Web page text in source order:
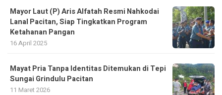
Mayor Laut (P) Aris Alfatah Resmi Nahkodai
Lanal Pacitan, Siap Tingkatkan Program
Ketahanan Pangan
16 April 2025
Mayat Pria Tanpa Identitas Ditemukan di Tepi
Sungai Grindulu Pacitan
11 Maret 2026